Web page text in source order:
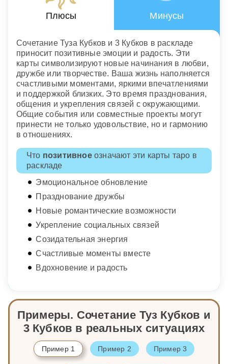
Плюсы Минусы
Сочетание Туза Кубков и 3 Кубков в раскладе
приносит позитивные эмоции и радость. Эти
карты символизируют новые начинания в любви,
дружбе или творчестве. Ваша жизнь наполняется
счастливыми моментами, яркими впечатлениями
и поддержкой близких. Это время празднования,
общения и укрепления связей с окружающими.
Общие события или совместные проекты могут
принести не только удовольствие, но и гармонию
в отношениях.
Что позитивноеозначают эти карты таро в
раскладе
Эмоциональное обновление
Празднование дружбы
Новые романтические возможности
Укрепление социальных связей
Созидательная энергия
Счастливые моменты вместе
Вдохновение и радость
Примеры. Сочетание Туз Кубков и
3 Кубков в реальных ситуациях
Пример 1 Пример 2 Пример 3